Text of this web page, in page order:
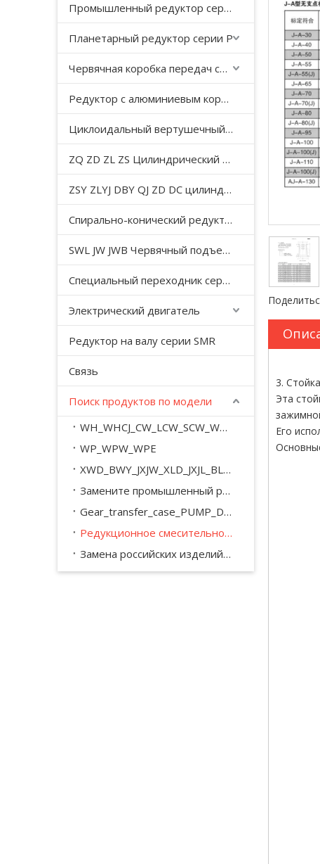
Промышленный редуктор серии HB
Планетарный редуктор серии P
Червячная коробка передач серии WP
Редуктор с алюминиевым корпусом серии NMRV
Циклоидальный вертушечный редуктор B/X
ZQ ZD ZL ZS Цилиндрический редуктор с мягкой поверхностью зуба
ZSY ZLYJ DBY QJ ZD DC цилиндрический зубчатый редуктор средней твердости с поверхностью зуба
Спирально-конический редуктор серии T
SWL JW JWB Червячный подъемный домкрат серии JWM
Специальный переходник серии YHJ для безгравитационного смесителя
Электрический двигатель
Редуктор на валу серии SMR
Связь
Поиск продуктов по модели
WH_WHCJ_CW_LCW_SCW_WD_WSJ_WXJ_A_M
WP_WPW_WPE
XWD_BWY_JXJW_XLD_JXJL_BLY_BYY_XWED_BWEY
Замените промышленный редуктор серии SEW_M_MC_.
Gear_transfer_case_PUMP_DRIVE
Редукционное смесительное оборудование
Замена российских изделий КПП
3.
Эта
Его